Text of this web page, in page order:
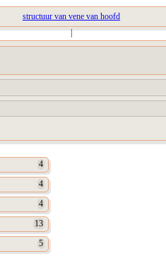
structuur van vene van hoofd
|
4
4
4
13
5